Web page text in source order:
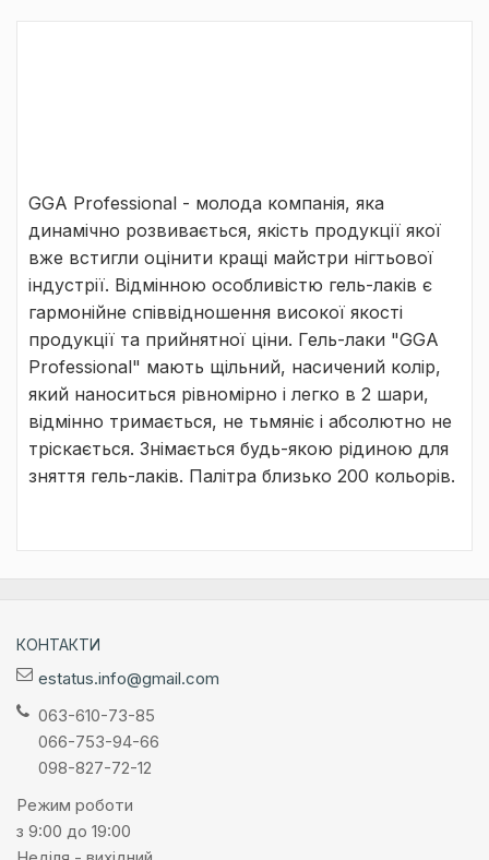
GGA Professional - молода компанія, яка
динамічно розвивається, якість продукції якої
вже встигли оцінити кращі майстри нігтьової
індустрії. Відмінною особливістю гель-лаків є
гармонійне співвідношення високої якості
продукції та прийнятної ціни. Гель-лаки "GGA
Professional" мають щільний, насичений колір,
який наноситься рівномірно і легко в 2 шари,
відмінно тримається, не тьмяніє і абсолютно не
тріскається. Знімається будь-якою рідиною для
зняття гель-лаків. Палітра близько 200 кольорів.
КОНТАКТИ
estatus.info@gmail.com
063-610-73-85
066-753-94-66
098-827-72-12
Режим роботи
з 9:00 до 19:00